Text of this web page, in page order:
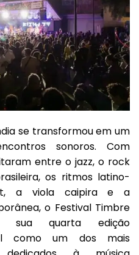
se transformou em um
sonoros. Com
entre o jazz, o rock
os ritmos latino-
a viola caipira e a
o Festival Timbre
sua quarta edição
como um dos mais